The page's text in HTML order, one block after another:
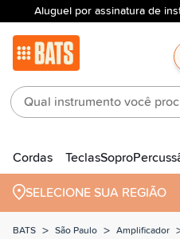
Aluguel por assinatura de
Cordas TeclasSopro
SELECIONE SUA REGIÃO
BATS > São Paulo > Amplificador